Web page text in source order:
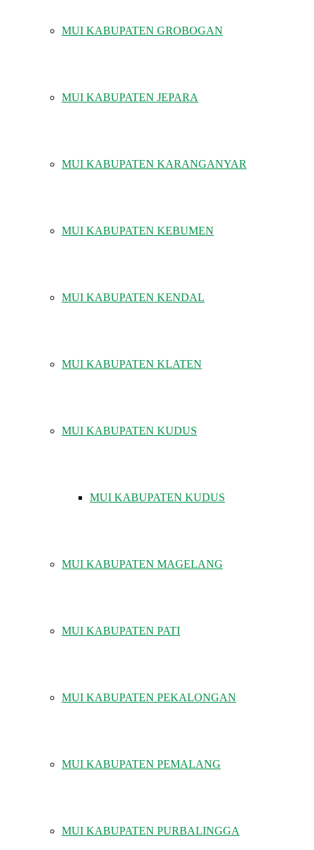
MUI KABUPATEN GROBOGAN
MUI KABUPATEN JEPARA
MUI KABUPATEN KARANGANYAR
MUI KABUPATEN KEBUMEN
MUI KABUPATEN KENDAL
MUI KABUPATEN KLATEN
MUI KABUPATEN KUDUS
MUI KABUPATEN KUDUS
MUI KABUPATEN MAGELANG
MUI KABUPATEN PATI
MUI KABUPATEN PEKALONGAN
MUI KABUPATEN PEMALANG
MUI KABUPATEN PURBALINGGA